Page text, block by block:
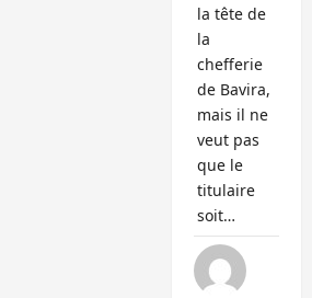
la tête de
la
chefferie
de Bavira,
mais il ne
veut pas
que le
titulaire
soit…